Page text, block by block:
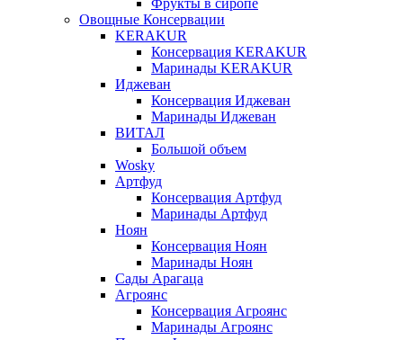
Фрукты в сиропе
Овощные Консервации
KERAKUR
Консервация KERAKUR
Маринады KERAKUR
Иджеван
Консервация Иджеван
Маринады Иджеван
ВИТАЛ
Большой объем
Wosky
Артфуд
Консервация Артфуд
Маринады Артфуд
Ноян
Консервация Ноян
Маринады Ноян
Сады Арагаца
Агроянс
Консервация Агроянс
Маринады Агроянс